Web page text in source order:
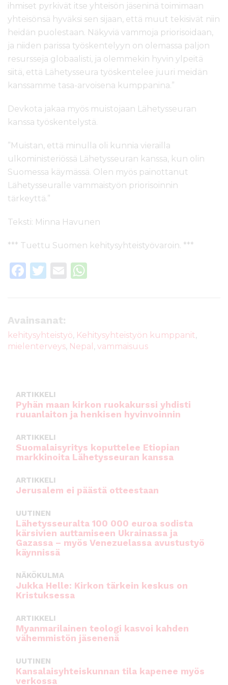
ihmiset pyrkivät itse yhteisön jäseninä toimimaan
yhteisönsä hyväksi sen sijaan, että muut tekisivät niin
heidän puolestaan. Näkyviä vammoja priorisoidaan,
ja niiden parissa työskentelyyn on olemassa paljon
resursseja globaalisti, ja olemmekin hyvin ylpeitä
siitä, että Lähetysseura työskentelee juuri meidän
kanssamme tasa-arvoisena kumppanina.”
Devkota jakaa myös muistojaan Lähetysseuran
kanssa työskentelystä.
”Muistan, että minulla oli kunnia vierailla
ulkoministeriössä Lähetysseuran kanssa, kun olin
Suomessa käymässä. Olen myös painottanut
Lähetysseuralle vammaistyön priorisoinnin
tärkeyttä.”
Teksti: Minna Havunen
*** Tuettu Suomen kehitysyhteistyövaroin. ***
F
e
b
o
T
te
r
E
A
p
Avainsanat:
kehitysyhteistyö, Kehitysyhteistyön kumppanit,
mielenterveys, Nepal , vammaisuus
ARTIKKELI
Pyhän maan kirkon ruokakurssi yhdisti
ruuanlaiton ja henkisen hyvinvoinnin
ARTIKKELI
Suomalaisyritys koputtelee Etiopian
markkinoita Lähetysseuran kanssa
ARTIKKELI
Jerusalem ei päästä otteestaan
UUTINEN
Lähetysseuralta 100 000 euroa sodista
kärsivien auttamiseen Ukrainassa ja
Gazassa – myös Venezuelassa avustustyö
käynnissä
NÄKÖKULMA
Jukka Helle: Kirkon tärkein keskus on
Kristuksessa
ARTIKKELI
Myanmarilainen teologi kasvoi kahden
vähemmistön jäsenenä
UUTINEN
Kansalaisyhteiskunnan tila kapenee myös
verkossa